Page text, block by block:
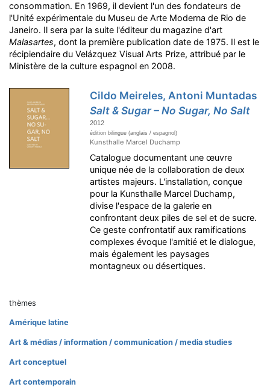
consommation. En 1969, il devient l'un des fondateurs de
l'Unité expérimentale du Museu de Arte Moderna de Rio de
Janeiro. Il sera par la suite l'éditeur du magazine d'art
Malasartes, dont la première publication date de 1975. Il est le
récipiendaire du Velázquez Visual Arts Prize, attribué par le
Ministère de la culture espagnol en 2008.
Cildo Meireles, Antoni Muntadas
Salt & Sugar – No Sugar, No Salt
2012
édition bilingue (anglais / espagnol)
Kunsthalle Marcel Duchamp
Catalogue documentant une œuvre
unique née de la collaboration de deux
artistes majeurs. L'installation, conçue
pour la Kunsthalle Marcel Duchamp,
divise l'espace de la galerie en
confrontant deux piles de sel et de sucre.
Ce geste confrontatif aux ramifications
complexes évoque l'amitié et le dialogue,
mais également les paysages
montagneux ou désertiques.
thèmes
Amérique latine
Art & médias / information / communication / media studies
Art conceptuel
Art contemporain